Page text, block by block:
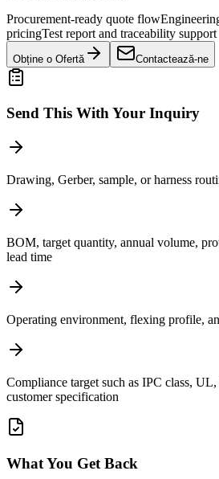
Procurement-ready quote flow
pricingTest report and traceability support
Obține o Ofertă Contactează-ne
Send This With Your Inquiry
Drawing, Gerber, sample, or harness
BOM, target quantity, annual volume,
lead time
Operating environment, flexing profile,
Compliance target such as IPC class,
customer specification
What You Get Back